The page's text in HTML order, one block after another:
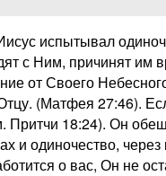
испытывал
с Ним, причинят
от Своего
(Матфея 27:46).
18:24). Он
одиночество,
о вас, Он не